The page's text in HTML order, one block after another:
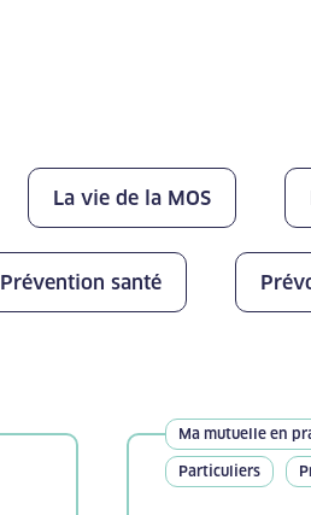
La vie de la MOS
Prévention santé
Ma mutuelle en
Particuliers